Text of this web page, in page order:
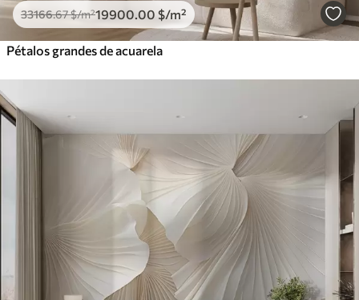
33166.67$/m²19900.00 $/m²
Pétalos grandes de acuarela